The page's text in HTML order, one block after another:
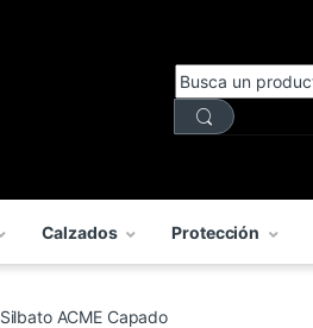
Calzados Protección
Silbato ACME Capado